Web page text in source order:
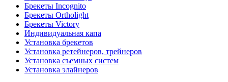
Брекеты Incognito
Брекеты Ortholight
Брекеты Victory
Индивидуальная капа
Установка брекетов
Установка ретейнеров, трейнеров
Установка съемных систем
Установка элайнеров